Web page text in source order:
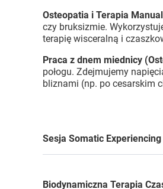
Sesja Somatic Experiencing
Biodynamiczna Terapia
Osteopatia i Terapia
czy bruksizmie.
terapię wisceralną i
Praca z dnem miednicy
połogu. Zdejmujemy
bliznami (np. po cesarskim